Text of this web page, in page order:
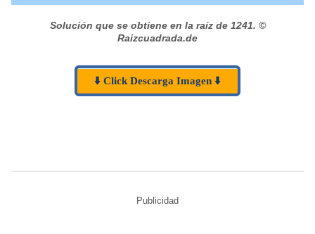
Solución que se obtiene en la raíz de 1241. ©
Raizcuadrada.de
⬇️ Click Descarga Imagen ⬇️
Publicidad